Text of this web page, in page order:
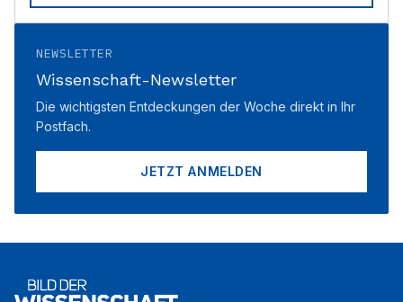
NEWSLETTER
Wissenschaft-Newsletter
Die wichtigsten Entdeckungen der Woche direkt in Ihr
Postfach.
JETZT ANMELDEN